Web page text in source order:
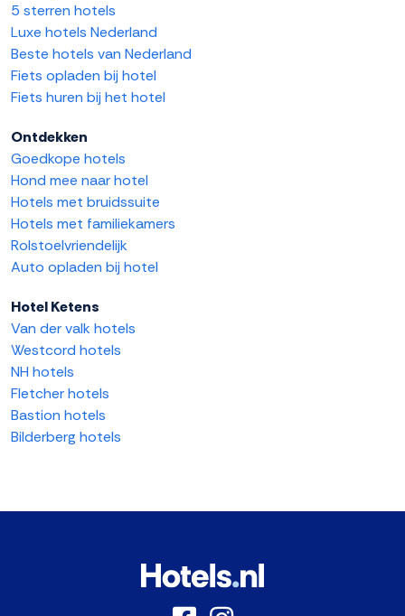
5 sterren hotels
Luxe hotels Nederland
Beste hotels van Nederland
Fiets opladen bij hotel
Fiets huren bij het hotel
Ontdekken
Goedkope hotels
Hond mee naar hotel
Hotels met bruidssuite
Hotels met familiekamers
Rolstoelvriendelijk
Auto opladen bij hotel
Hotel Ketens
Van der valk hotels
Westcord hotels
NH hotels
Fletcher hotels
Bastion hotels
Bilderberg hotels